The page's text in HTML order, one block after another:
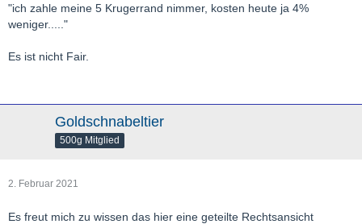
"ich zahle meine 5 Krugerrand nimmer, kosten heute ja 4%
weniger....."
Es ist nicht Fair.
Goldschnabeltier
500g Mitglied
2. Februar 2021
Es freut mich zu wissen das hier eine geteilte Rechtsansicht